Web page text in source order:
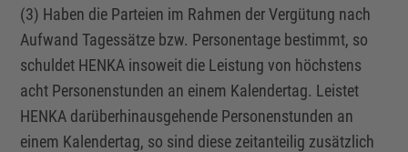
(3) Haben die Parteien im Rahmen der Vergütung nach
Aufwand Tagessätze bzw. Personentage bestimmt, so
schuldet HENKA insoweit die Leistung von höchstens
acht Personenstunden an einem Kalendertag. Leistet
HENKA darüberhinausgehende Personenstunden an
einem Kalendertag, so sind diese zeitanteilig zusätzlich